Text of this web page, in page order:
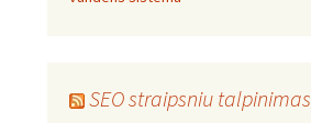
SEO straipsniu talpinimas